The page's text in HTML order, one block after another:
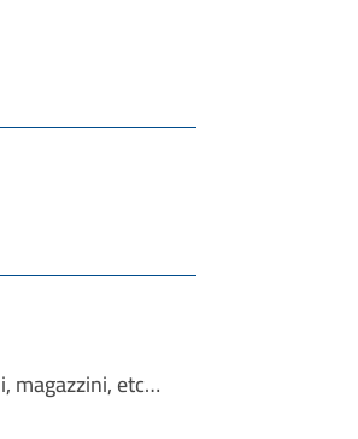
magazzini, etc…